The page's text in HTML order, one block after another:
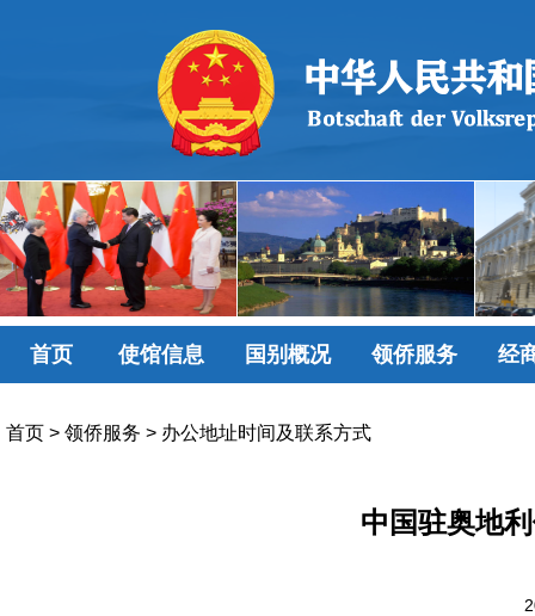
首页 使馆信息 国别概况 领侨服务 经
首页 > 领侨服务 > 办公地址时间及联系方式
中国驻奥地